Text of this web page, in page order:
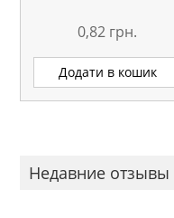
0,82 грн.
Додати в кошик
Недавние отзывы